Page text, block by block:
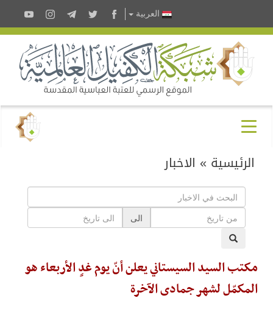
العربية
الرئيسية » الاخبار
الى
مكتب السيد السيستاني يعلن أنّ يوم غدٍ الأربعاء هو
المكمّل لشهر جمادى الآخرة